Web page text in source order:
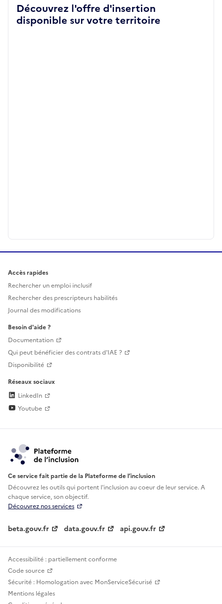
Découvrez l'offre d'insertion
disponible sur votre territoire
Accès rapides
Rechercher un emploi inclusif
Rechercher des prescripteurs habilités
Journal des modifications
Besoin d'aide ?
Documentation
Qui peut bénéficier des contrats d'IAE ?
Disponibilité
Réseaux sociaux
LinkedIn
Youtube
Ce service fait partie de la Plateforme de l’inclusion
Découvrez les outils qui portent l'inclusion aucoeur de leur service. A
chaque service, son objectif.
Découvrez nos services
beta.gouv.fr data.gouv.fr api.gouv.fr
Accessibilité : partiellement conforme
Code source
Sécurité : Homologation avec MonServiceSécurisé
Mentions légales